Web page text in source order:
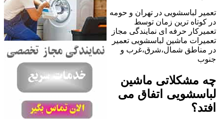
تعمیر لباسشویی در تهران و حومه
در کوتاه ترین زمان توسط
تعمیرکار حرفه ای نمایندگی مجاز
تعمیرات ماشین لباسشویی تعمیر
در مناطق شمال،شرق،غرب و
جنوب
چه مشکلاتی ماشین
لباسشویی اتفاق می
افتد؟